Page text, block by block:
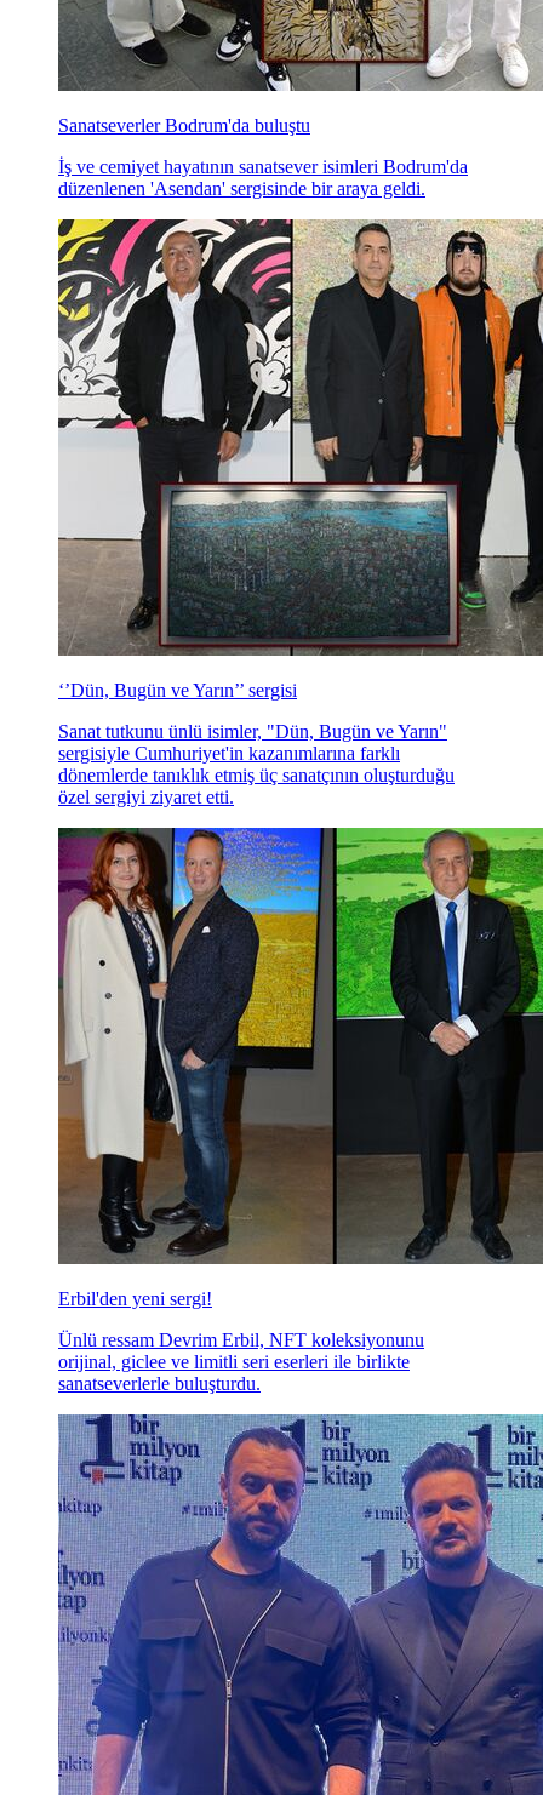
Sanatseverler Bodrum'da buluştu
İş ve cemiyet hayatının sanatsever isimleri Bodrum'da
düzenlenen 'Asendan' sergisinde bir araya geldi.
‘’Dün, Bugün ve Yarın’’ sergisi
Sanat tutkunu ünlü isimler, "Dün, Bugün ve Yarın"
sergisiyle Cumhuriyet'in kazanımlarına farklı
dönemlerde tanıklık etmiş üç sanatçının oluşturduğu
özel sergiyi ziyaret etti.
Erbil'den yeni sergi!
Ünlü ressam Devrim Erbil, NFT koleksiyonunu
orijinal, giclee ve limitli seri eserleri ile birlikte
sanatseverlerle buluşturdu.